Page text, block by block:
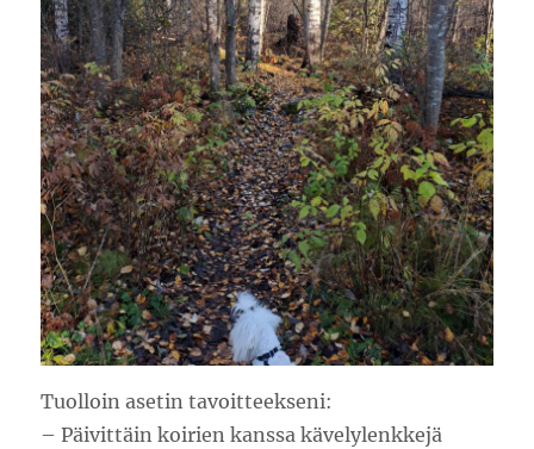
Tuolloin asetin tavoitteekseni:
– Päivittäin koirien kanssa kävelylenkkejä